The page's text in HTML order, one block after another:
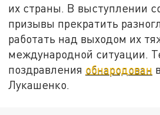
их страны. В выступлении
призывы прекратить
работать над выходом их
международной ситуации.
поздравления обнародован
Лукашенко.